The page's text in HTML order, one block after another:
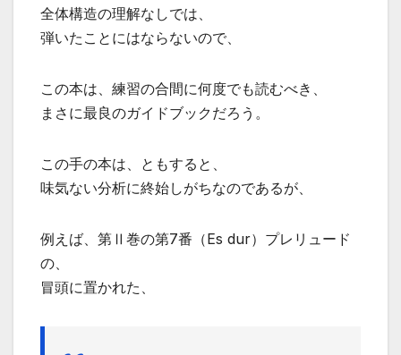
全体構造の理解なしでは、
弾いたことにはならないので、
この本は、練習の合間に何度でも読むべき、
まさに最良のガイドブックだろう。
この手の本は、ともすると、
味気ない分析に終始しがちなのであるが、
例えば、第Ⅱ巻の第7番（Es dur）プレリュード
の、
冒頭に置かれた、